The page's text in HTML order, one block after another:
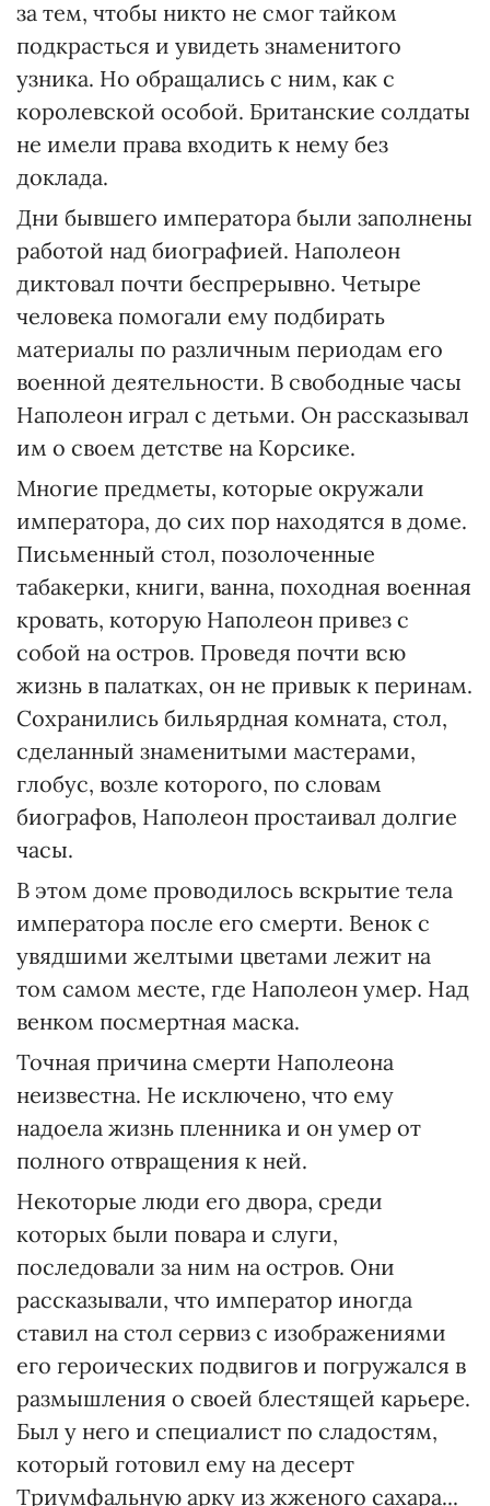
за тем, чтобы никто не смог тайком
подкрасться и увидеть знаменитого
узника. Но обращались с ним, как с
королевской особой. Британские солдаты
не имели права входить к нему без
доклада.
Дни бывшего императора были заполнены
работой над биографией. Наполеон
диктовал почти беспрерывно. Четыре
человека помогали ему подбирать
материалы по различным периодам его
военной деятельности. В свободные часы
Наполеон играл с детьми. Он рассказывал
им о своем детстве на Корсике.
Многие предметы, которые окружали
императора, до сих пор находятся в доме.
Письменный стол, позолоченные
табакерки, книги, ванна, походная военная
кровать, которую Наполеон привез с
собой на остров. Проведя почти всю
жизнь в палатках, он не привык к перинам.
Сохранились бильярдная комната, стол,
сделанный знаменитыми мастерами,
глобус, возле которого, по словам
биографов, Наполеон простаивал долгие
часы.
В этом доме проводилось вскрытие тела
императора после его смерти. Венок с
увядшими желтыми цветами лежит на
том самом месте, где Наполеон умер. Над
венком посмертная маска.
Точная причина смерти Наполеона
неизвестна. Не исключено, что ему
надоела жизнь пленника и он умер от
полного отвращения к ней.
Некоторые люди его двора, среди
которых были повара и слуги,
последовали за ним на остров. Они
рассказывали, что император иногда
ставил на стол сервиз с изображениями
его героических подвигов и погружался в
размышления о своей блестящей карьере.
Был у него и специалист по сладостям,
который готовил ему на десерт
Триумфальную арку из жженого сахара...